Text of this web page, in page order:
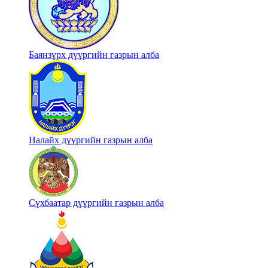
Баянзүрх дүүргийн газрын алба
Налайх дүүргийн газрын алба
Сүхбаатар дүүргийн газрын алба